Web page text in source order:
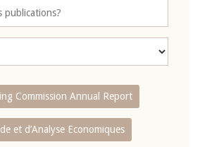
Commission Annual Report
et d’Analyse Economiques